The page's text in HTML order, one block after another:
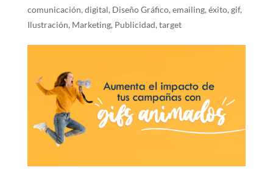
comunicación, digital, Diseño Gráfico, emailing, éxito, gif,
Ilustración, Marketing, Publicidad, target